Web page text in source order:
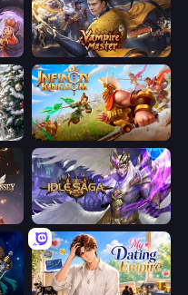
Vampire Master
Infinity Kingdom
Idle Saga